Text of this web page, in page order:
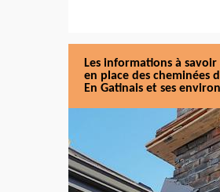
Les informations à
en place des cheminées
En Gatinais et ses